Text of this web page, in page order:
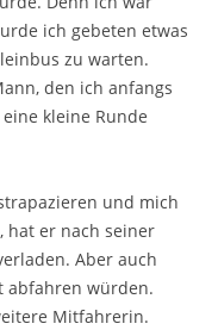
ich gebeten etwas
zu warten.
den ich anfangs
kleine Runde
und mich
hat er nach seiner
Aber auch
abfahren würden.
Mitfahrerin.